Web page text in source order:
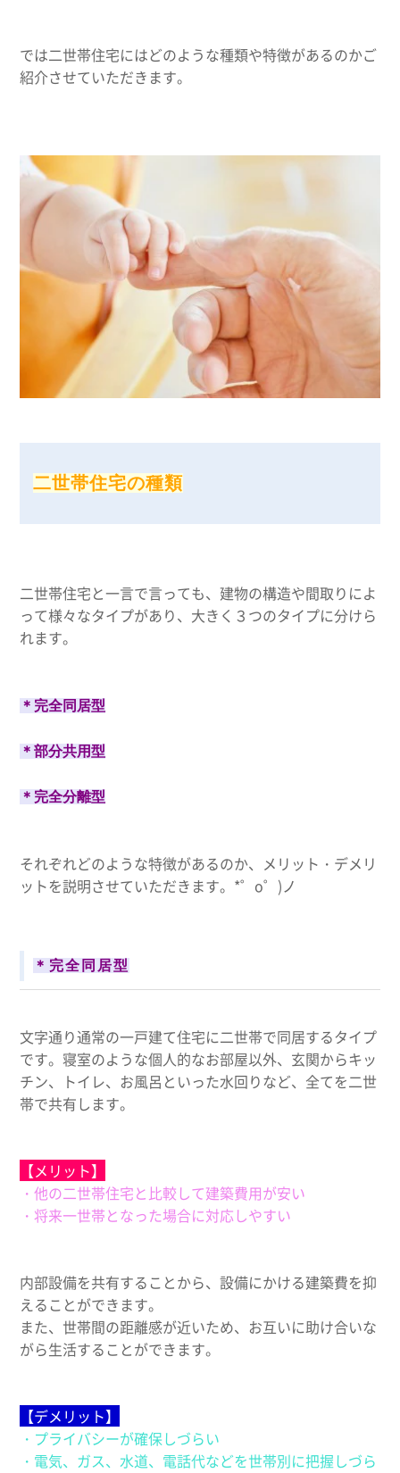
では二世帯住宅にはどのような種類や特徴があるのかご
紹介させていただきます。
二世帯住宅の種類
二世帯住宅と一言で言っても、建物の構造や間取りによ
って様々なタイプがあり、大きく３つのタイプに分けら
れます。
＊完全同居型
＊部分共用型
＊完全分離型
それぞれどのような特徴があるのか、メリット・デメリ
ットを説明させていただきます。*゜o゜)ノ
＊完全同居型
文字通り通常の一戸建て住宅に二世帯で同居するタイプ
です。寝室のような個人的なお部屋以外、玄関からキッ
チン、トイレ、お風呂といった水回りなど、全てを二世
帯で共有します。
【メリット】
・他の二世帯住宅と比較して建築費用が安い
・将来一世帯となった場合に対応しやすい
内部設備を共有することから、設備にかける建築費を抑
えることができます。
また、世帯間の距離感が近いため、お互いに助け合いな
がら生活することができます。
【デメリット】
・プライバシーが確保しづらい
・電気、ガス、水道、電話代などを世帯別に把握しづら